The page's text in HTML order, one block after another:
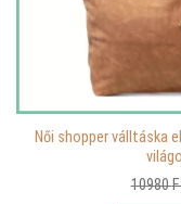
Női shopper válltáska
10980